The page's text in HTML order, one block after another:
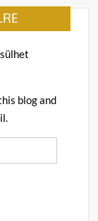
blog and